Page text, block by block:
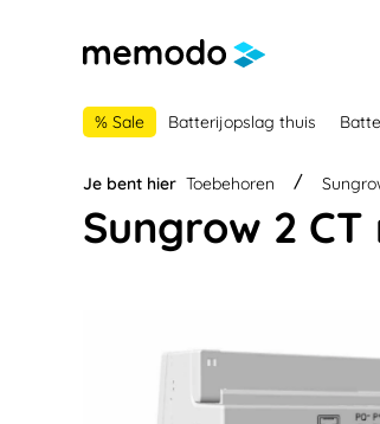
% Sale Batterijopslag thuis
Je bent hier Toebehoren
Sungrow 2